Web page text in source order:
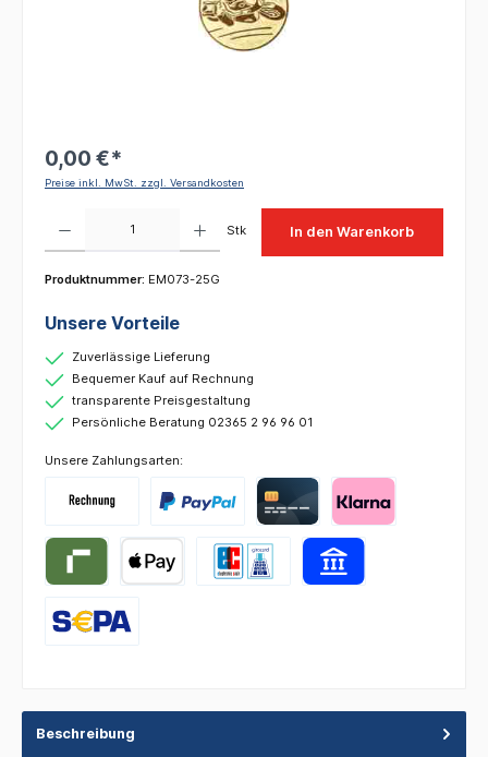
0,00 €*
Preise inkl. MwSt. zzgl. Versandkosten
Stk In den Warenkorb
Produktnummer: EM073-25G
Unsere Vorteile
Zuverlässige Lieferung
Bequemer Kauf auf Rechnung
transparente Preisgestaltung
Persönliche Beratung 02365 2 96 96 01
Unsere Zahlungsarten:
Beschreibung